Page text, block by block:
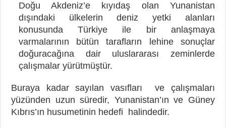
Doğu Akdeniz’e kıyıdaş olan Yunanistan
dışındaki ülkelerin deniz yetki alanları
konusunda Türkiye ile bir anlaşmaya
varmalarının bütün tarafların lehine sonuçlar
doğuracağına dair uluslararası zeminlerde
çalışmalar yürütmüştür.
Buraya kadar sayılan vasıfları ve çalışmaları
yüzünden uzun süredir, Yunanistan’ın ve Güney
Kıbrıs’ın husumetinin hedefi halindedir.